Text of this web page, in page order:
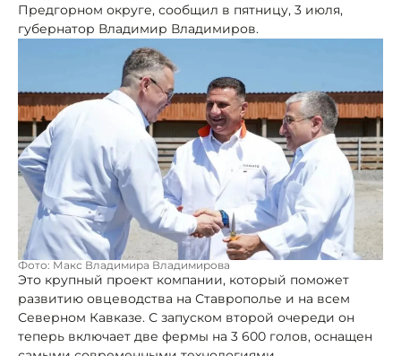
Предгорном округе, сообщил в пятницу, 3 июля,
губернатор Владимир Владимиров.
Фото: Макс Владимира Владимирова
Это крупный проект компании, который поможет
развитию овцеводства на Ставрополье и на всем
Северном Кавказе. С запуском второй очереди он
теперь включает две фермы на 3 600 голов, оснащен